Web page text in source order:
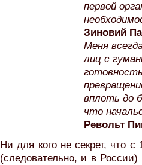
первой
Зиновий
Меня
лиц с
вплоть до
что
Револьт
Ни для кого не секрет, что
(следовательно, и в